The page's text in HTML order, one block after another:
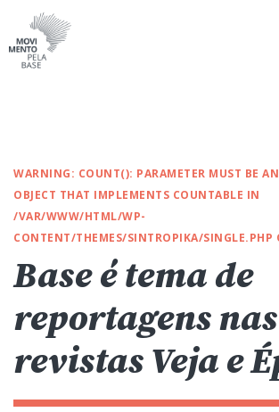
WARNING: COUNT(): PARAMETER MUST BE
OBJECT THAT IMPLEMENTS COUNTABLE IN
/VAR/WWW/HTML/WP-
CONTENT/THEMES/SINTROPIKA/SINGLE.PHP
Base é tema de
reportagens nas
revistas Veja e